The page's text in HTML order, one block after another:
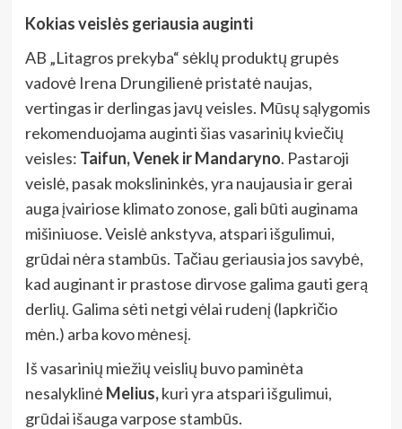
Kokias veislės geriausia auginti
AB „Litagros prekyba“ sėklų produktų grupės
vadovė Irena Drungilienė pristatė naujas,
vertingas ir derlingas javų veisles. Mūsų sąlygomis
rekomenduojama auginti šias vasarinių kviečių
veisles: Taifun, Venek ir Mandaryno. Pastaroji
veislė, pasak mokslininkės, yra naujausia ir gerai
auga įvairiose klimato zonose, gali būti auginama
mišiniuose. Veislė ankstyva, atspari išgulimui,
grūdai nėra stambūs. Tačiau geriausia jos savybė,
kad auginant ir prastose dirvose galima gauti gerą
derlių. Galima sėti netgi vėlai rudenį (lapkričio
mėn.) arba kovo mėnesį.
Iš vasarinių miežių veislių buvo paminėta
nesalyklinėMelius,kuri yra atspari išgulimui,
grūdai išauga varpose stambūs.